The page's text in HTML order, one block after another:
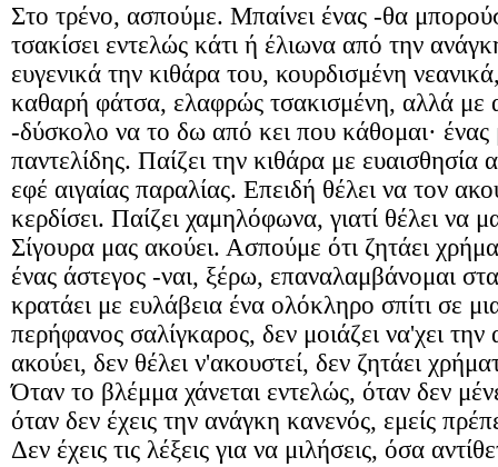
Στο τρένο, ασπούμε. Μπαίνει ένας -θα
τσακίσει εντελώς κάτι ή έλιωνα από την
ευγενικά την κιθάρα του, κουρδισμένη
καθαρή φάτσα, ελαφρώς τσακισμένη, αλλά με
-δύσκολο να το δω από κει που κάθομαι· ένας
παντελίδης. Παίζει την κιθάρα με ευαισθησία
εφέ αιγαίας παραλίας. Επειδή θέλει να τον
κερδίσει. Παίζει χαμηλόφωνα, γιατί θέλει να
Σίγουρα μας ακούει. Ασπούμε ότι ζητάει
ένας άστεγος -ναι, ξέρω, επαναλαμβάνομαι
κρατάει με ευλάβεια ένα ολόκληρο σπίτι σε
περήφανος σαλίγκαρος, δεν μοιάζει να'χει
ακούει, δεν θέλει ν'ακουστεί, δεν ζητάει
Όταν το βλέμμα χάνεται εντελώς, όταν δεν
όταν δεν έχεις την ανάγκη κανενός, εμείς
Δεν έχεις τις λέξεις για να μιλήσεις, όσα